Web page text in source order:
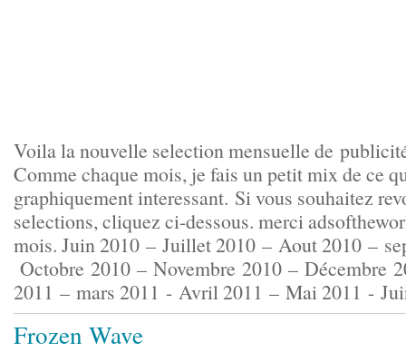
Voila la nouvelle selection mensuelle de
Comme chaque mois, je fais un petit mix de ce
graphiquement interessant. Si vous souhaitez
selections, cliquez ci-dessous. merci
mois. Juin 2010 – Juillet 2010 – Aout 2010 –
Octobre 2010 – Novembre 2010 – Décembre
2011 – mars 2011 - Avril 2011 – Mai 2011 -
Frozen Wave